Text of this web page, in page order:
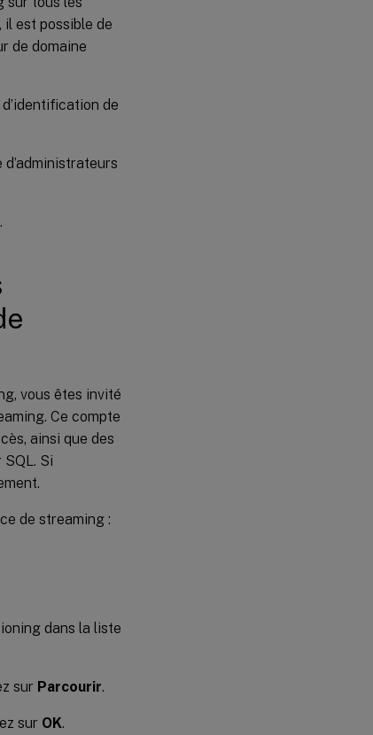
est possible de
de domaine
de
vous êtes invité
Ce compte
ainsi que des
Si
de streaming :
dans la liste
sur Parcourir.
sur OK.